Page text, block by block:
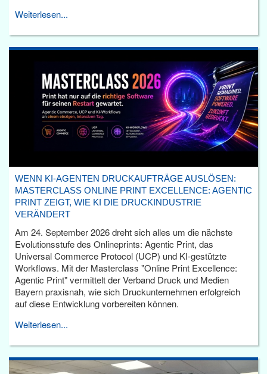
Weiterlesen...
WENN KI-AGENTEN DRUCKAUFTRÄGE AUSLÖSEN:
MASTERCLASS ONLINE PRINT EXCELLENCE: AGENTIC
PRINT ZEIGT, WIE KI DIE DRUCKINDUSTRIE
VERÄNDERT
Am 24. September 2026 dreht sich alles um die nächste
Evolutionsstufe des Onlineprints: Agentic Print, das
Universal Commerce Protocol (UCP) und KI-gestützte
Workflows. Mit der Masterclass "Online Print Excellence:
Agentic Print" vermittelt der Verband Druck und Medien
Bayern praxisnah, wie sich Druckunternehmen erfolgreich
auf diese Entwicklung vorbereiten können.
Weiterlesen...